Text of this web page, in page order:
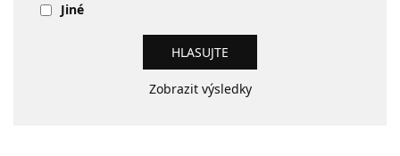
Jiné
Zobrazit výsledky